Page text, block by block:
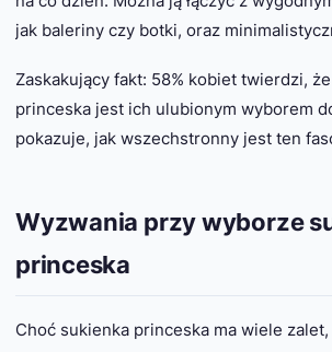
jak baleriny czy botki, oraz
Zaskakujący fakt: 58% kobiet twierdzi,
princeska jest ich ulubionym wyborem
pokazuje, jak wszechstronny jest ten
Wyzwania przy wyborze
princeska
Choć sukienka princeska ma wiele